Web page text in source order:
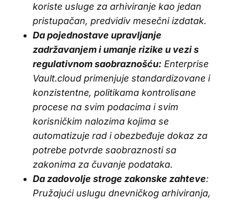
koriste usluge za arhiviranje kao jedan
pristupačan, predvidiv mesečni izdatak.
Da pojednostave upravljanje
zadržavanjem i umanje rizike u vezi s
regulativnom saobraznošću: Enterprise
Vault.cloud primenjuje standardizovane i
konzistentne, politikama kontrolisane
procese na svim podacima i svim
korisničkim nalozima kojima se
automatizuje rad i obezbeđuje dokaz za
potrebe potvrde saobraznosti sa
zakonima za čuvanje podataka.
Da zadovolje stroge zakonske zahteve:
Pružajući uslugu dnevničkog arhiviranja,